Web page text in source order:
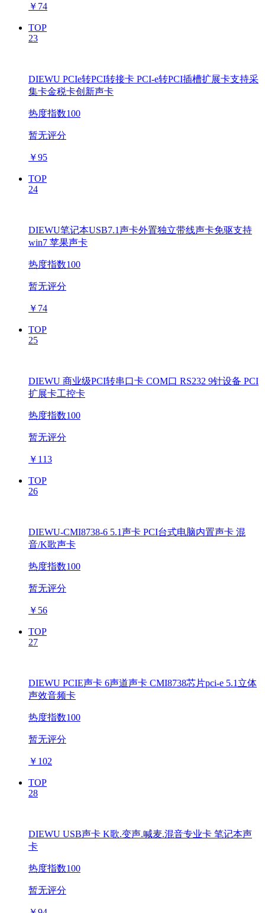
￥ 74
TOP
23
DIEWU PCIe转PCI转接卡 PCI-e转PCI插槽扩展卡支持采
集卡金税卡创新声卡
热度指数100
暂无评分
￥95
TOP
24
DIEWU笔记本USB7.1声卡外置独立带线声卡免驱支持
win7 苹果声卡
热度指数100
暂无评分
￥ 74
TOP
25
DIEWU 商业级PCI转串口卡 COM口 RS232 9针设备 PCI
扩展卡工控卡
热度指数100
暂无评分
￥ 113
TOP
26
DIEWU-CMI8738-6 5.1声卡 PCI台式电脑内置声卡 混
音/K歌声卡
热度指数100
暂无评分
￥ 56
TOP
27
DIEWU PCIE声卡 6声道声卡 CMI8738芯片pci-e 5.1立体
声效音频卡
热度指数100
暂无评分
￥ 102
TOP
28
DIEWU USB声卡 K歌.变声.喊麦.混音专业卡 笔记本声
卡
热度指数100
暂无评分